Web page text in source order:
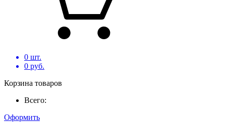
0 шт.
0 руб.
Корзина товаров
Всего:
Оформить